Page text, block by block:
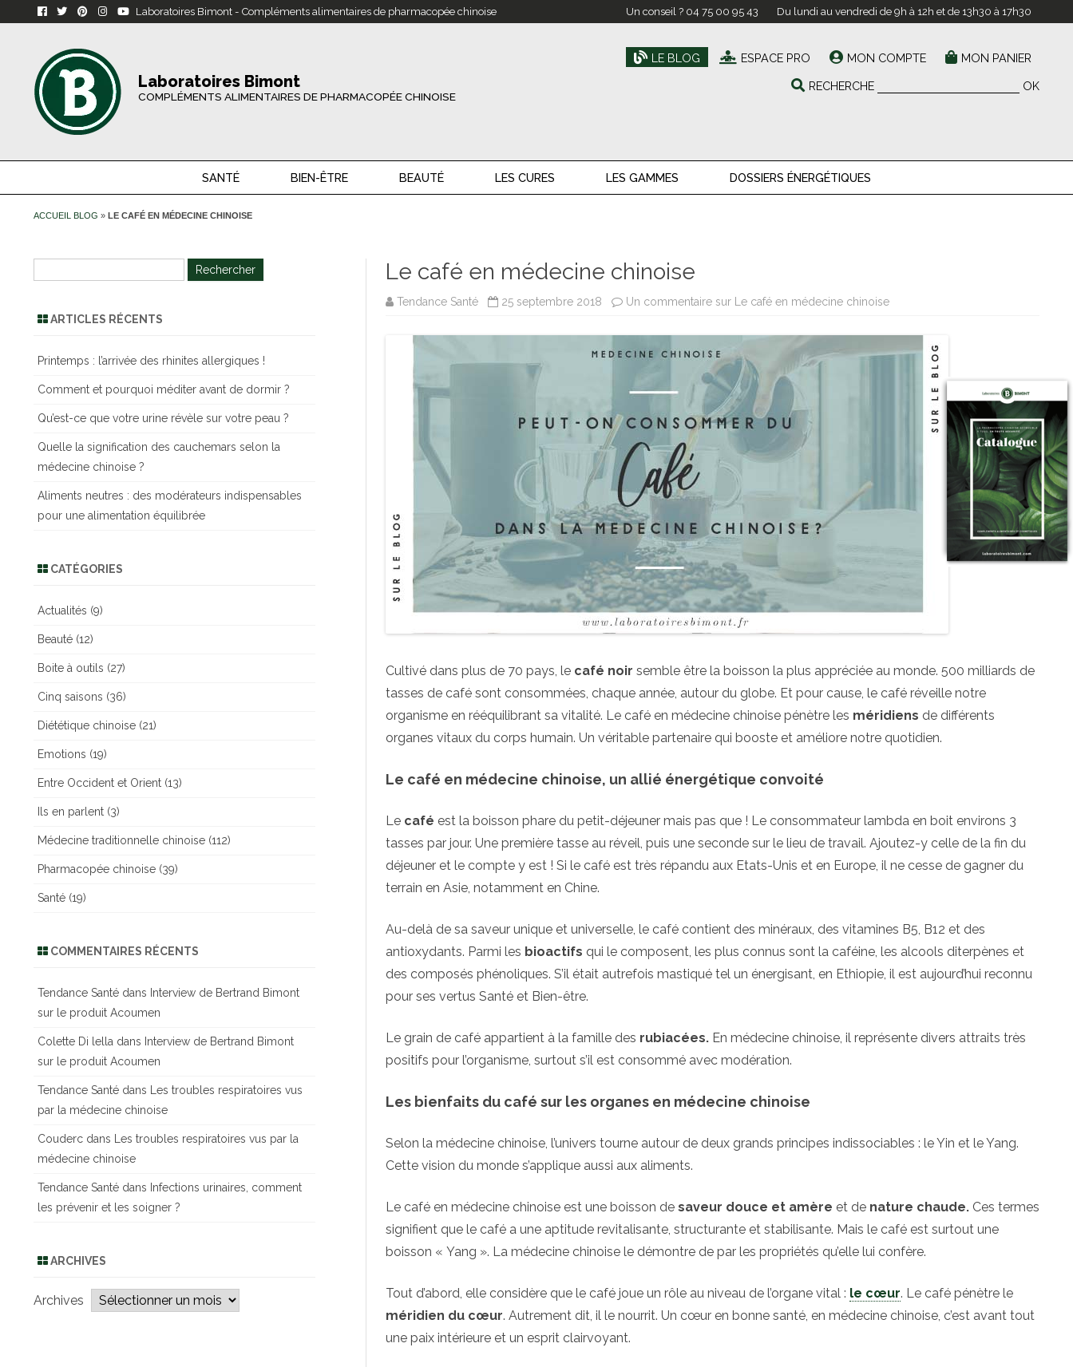
Laboratoires Bimont - Compléments alimentaires de pharmacopée chinoise Un conseil ? 04 75 00 95 43 Du lundi au vendredi de 9h à 12h et de 13h30 à 17h30
Laboratoires Bimont
COMPLÉMENTS ALIMENTAIRES DE PHARMACOPÉE CHINOISE
LE BLOG ESPACE PRO MON COMPTE MON PANIER
RECHERCHE OK
SANTÉ BIEN-ÊTRE BEAUTÉ LES CURES LES GAMMES DOSSIERS ÉNERGÉTIQUES
ACCUEIL BLOG » LE CAFÉ EN MÉDECINE CHINOISE
Le café en médecine chinoise
Tendance Santé 25 septembre 2018 Un commentaire sur Le café en médecine chinoise
Cultivé dans plus de 70 pays, le café noir semble être la boisson la plus appréciée au monde. 500 milliards de
tasses de café sont consommées, chaque année, autour du globe. Et pour cause, le café réveille notre
organisme en rééquilibrant sa vitalité. Le café en médecine chinoise pénètre les méridiens de différents
organes vitaux du corps humain. Un véritable partenaire qui booste et améliore notre quotidien.
Le café en médecine chinoise, un allié énergétique convoité
Le café est la boisson phare du petit-déjeuner mais pas que ! Le consommateur lambda en boit environs 3
tasses par jour. Une première tasse au réveil, puis une seconde sur le lieu de travail. Ajoutez-y celle de la fin du
déjeuner et le compte y est ! Si le café est très répandu aux Etats-Unis et en Europe, il ne cesse de gagner du
terrain en Asie, notamment en Chine.
Au-delà de sa saveur unique et universelle, le café contient des minéraux, des vitamines B5, B12 et des
antioxydants. Parmi les bioactifs qui le composent, les plus connus sont la caféine, les alcools diterpènes et
des composés phénoliques. S’il était autrefois mastiqué tel un énergisant, en Ethiopie, il est aujourd’hui reconnu
pour ses vertus Santé et Bien-être.
Le grain de café appartient à la famille des rubiacées.En médecine chinoise, il représente divers attraits très
positifs pour l’organisme, surtout s’il est consommé avec modération.
Les bienfaits du café sur les organes en médecine chinoise
Selon la médecine chinoise, l’univers tourne autour de deux grands principes indissociables : le Yin et le Yang.
Cette vision du monde s’applique aussi aux aliments.
Le café en médecine chinoise est une boisson de saveur douce et amère et de nature chaude. Ces termes
signifient que le café a une aptitude revitalisante, structurante et stabilisante. Mais le café est surtout une
boisson « Yang ». La médecine chinoise le démontre de par les propriétés qu’elle lui confère.
Tout d’abord, elle considère que le café joue un rôle au niveau de l’organe vital : le cœur. Le café pénètre le
méridien du cœur. Autrement dit, il le nourrit. Un cœur en bonne santé, en médecine chinoise, c’est avant tout
une paix intérieure et un esprit clairvoyant.
h
e
ARTICLES RÉCENTS
Printemps : l’arrivée des rhinites allergiques !
Comment et pourquoi méditer avant de dormir ?
Qu’est-ce que votre urine révèle sur votre peau ?
Quelle la signification des cauchemars selon la
médecine chinoise ?
Aliments neutres : des modérateurs indispensables
pour une alimentation équilibrée
CATÉGORIES
Actualités (9)
Beauté (12)
Boite à outils (27)
Cinq saisons (36)
Diététique chinoise (21)
Emotions (19)
Entre Occident et Orient (13)
Ils en parlent (3)
Médecine traditionnelle chinoise (112)
Pharmacopée chinoise (39)
Santé (19)
COMMENTAIRES RÉCENTS
Tendance Santé dans Interview de Bertrand Bimont
sur le produit Acoumen
Colette Di lella dans Interview de Bertrand Bimont
sur le produit Acoumen
Tendance Santé dans
Les troubles respiratoires vus
par la médecine chinoise
Couderc dans
Les troubles respiratoires vus par la
médecine chinoise
Tendance Santé dans Infections urinaires, comment
les prévenir et les soigner ?
ARCHIVES
Archives